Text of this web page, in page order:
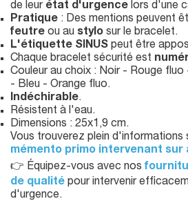
de leur état d'urgence lors d'une
Pratique : Des mentions peuvent
feutre ou au stylo sur le bracelet.
L'étiquette SINUS peut être
Chaque bracelet sécurité est
Couleur au choix : Noir - Rouge
- Bleu - Orange fluo.
Indéchirable.
Résistent à l'eau.
Dimensions : 25x1,9 cm.
Vous trouverez plein d'informations
mémento primo intervenant
👉 Équipez-vous avec nos
de qualité pour intervenir
d'urgence.